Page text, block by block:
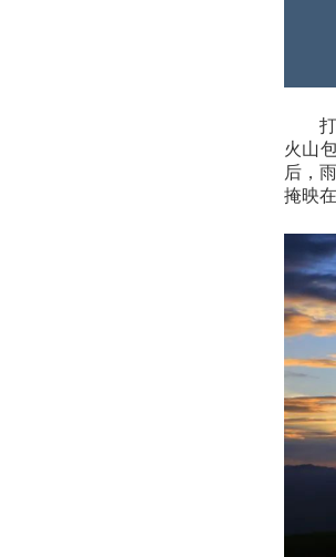
火山
后，
掩映